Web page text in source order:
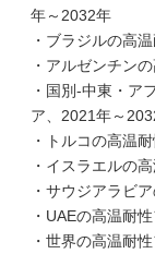
年～2032年
・ブラジルの高
・アルゼンチン
・国別-中東・ア
ア、2021年～
・トルコの高温
・イスラエルの
・サウジアラビ
・UAEの高温耐
・世界の高温耐